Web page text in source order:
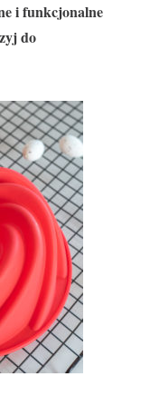
i funkcjonalne
do